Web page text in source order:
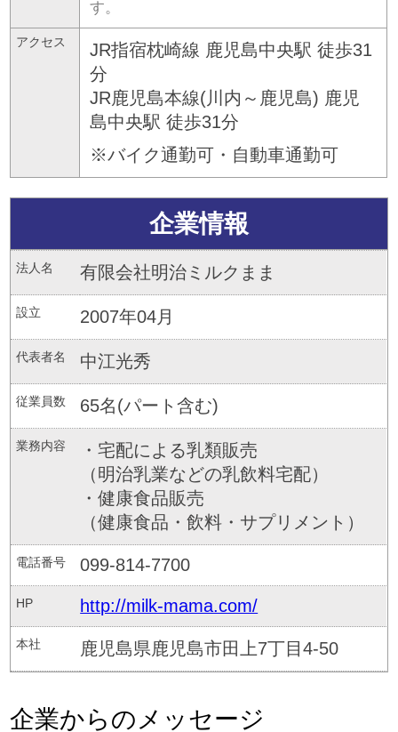
す。
アクセス
JR指宿枕崎線 鹿児島中央駅 徒歩31
分
JR鹿児島本線(川内～鹿児島) 鹿児
島中央駅 徒歩31分
※バイク通勤可・自動車通勤可
企業情報
法人名 有限会社明治ミルクまま
設立 2007年04月
代表者名 中江光秀
従業員数 65名(パート含む)
業務内容
・宅配による乳類販売
（明治乳業などの乳飲料宅配）
・健康食品販売
（健康食品・飲料・サプリメント）
電話番号 099-814-7700
HP http://milk-mama.com/
本社 鹿児島県鹿児島市田上7丁目4-50
企業からのメッセージ